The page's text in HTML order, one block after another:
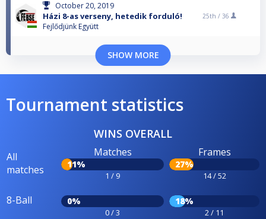
October 20, 2019
Házi 8-as verseny, hetedik forduló!
Fejlődjünk Együtt
25th / 36
SHOW MORE
Tournament statistics
WINS OVERALL
All
matches
Matches
11%
1 / 9
Frames
27%
14 / 52
8-Ball 0%
0 / 3
18%
2 / 11